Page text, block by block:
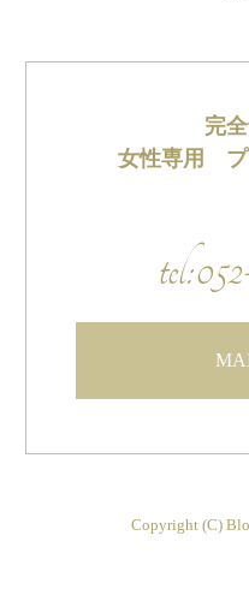
完
女性専用 プ
Copyright (C)